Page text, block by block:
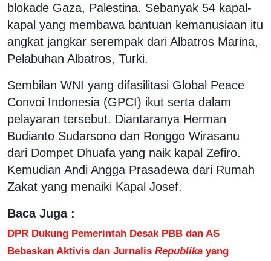
blokade Gaza, Palestina. Sebanyak 54 kapal-
kapal yang membawa bantuan kemanusiaan itu
angkat jangkar serempak dari Albatros Marina,
Pelabuhan Albatros, Turki.
Sembilan WNI yang difasilitasi Global Peace
Convoi Indonesia (GPCI) ikut serta dalam
pelayaran tersebut. Diantaranya Herman
Budianto Sudarsono dan Ronggo Wirasanu
dari Dompet Dhuafa yang naik kapal Zefiro.
Kemudian Andi Angga Prasadewa dari Rumah
Zakat yang menaiki Kapal Josef.
Baca Juga :
DPR Dukung Pemerintah Desak PBB dan AS
Bebaskan Aktivis dan Jurnalis Republika yang